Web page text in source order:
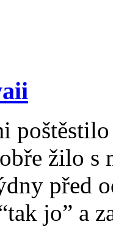
žilo
před
jo” a